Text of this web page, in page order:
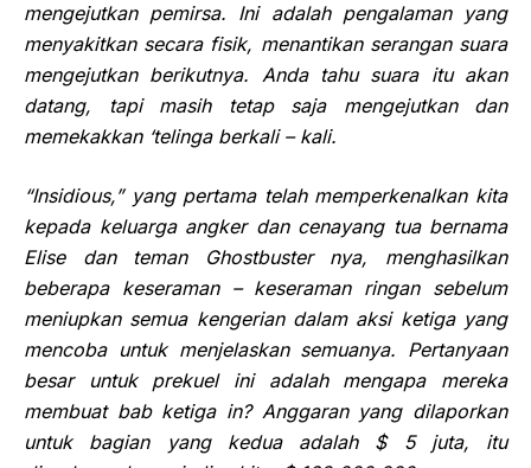
mengejutkan pemirsa. Ini adalah pengalaman yang
menyakitkan secara fisik, menantikan serangan suara
mengejutkan berikutnya. Anda tahu suara itu akan
datang, tapi masih tetap saja mengejutkan dan
memekakkan‘telinga berkali – kali.
“Insidious,” yang pertama telah memperkenalkan kita
kepada keluarga angker dan cenayang tua bernama
Elise dan teman Ghostbuster nya, menghasilkan
beberapa keseraman – keseramanringan sebelum
meniupkansemua kengeriandalam aksiketiga yang
mencoba untuk menjelaskan semuanya. Pertanyaan
besar untuk prekuel ini adalah mengapa mereka
membuat babketiga in?Anggaran yang dilaporkan
untuk bagian yang kedua adalah $ 5 juta, itu